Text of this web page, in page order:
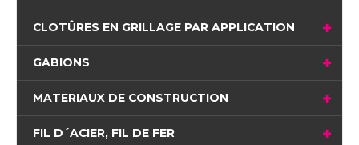
CLOTÛRES EN GRILLAGE PAR APPLICATION
GABIONS
MATERIAUX DE CONSTRUCTION
FIL D´ACIER, FIL DE FER